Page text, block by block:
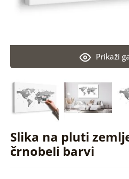
Slika na pluti
črnobeli barvi
Prikaži